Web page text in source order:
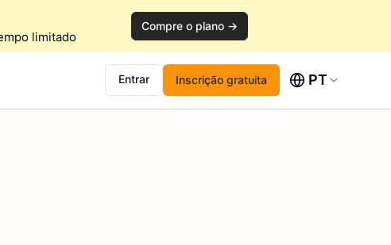
limitado
Compre o plano →
Entrar Inscrição gratuita PT